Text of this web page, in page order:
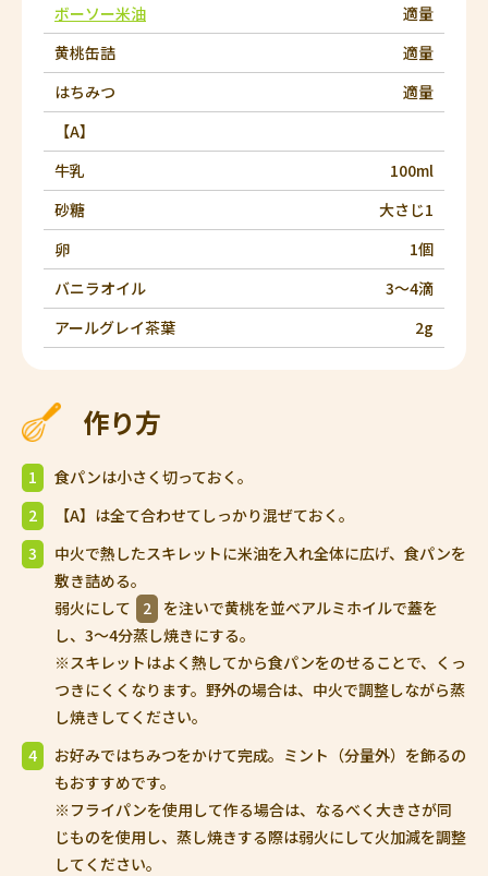
ボーソー米油
適量
黄桃缶詰
適量
はちみつ
適量
【A】
牛乳
100ml
砂糖
大さじ1
卵
1個
バニラオイル
3～4滴
アールグレイ茶葉
2g
作り方
1
食パンは小さく切っておく。
2
【A】は全て合わせてしっかり混ぜておく。
3
中火で熱したスキレットに米油を入れ全体に広げ、食パンを
敷き詰める。
弱火にして
2 を注いで黄桃を並べアルミホイルで蓋を
し、3〜4分蒸し焼きにする。
※スキレットはよく熱してから食パンをのせることで、くっ
つきにくくなります。野外の場合は、中火で調整しながら蒸
し焼きしてください。
4
お好みではちみつをかけて完成。ミント（分量外）を飾るの
もおすすめです。
※フライパンを使用して作る場合は、なるべく大きさが同
じものを使用し、蒸し焼きする際は弱火にして火加減を調整
してください。